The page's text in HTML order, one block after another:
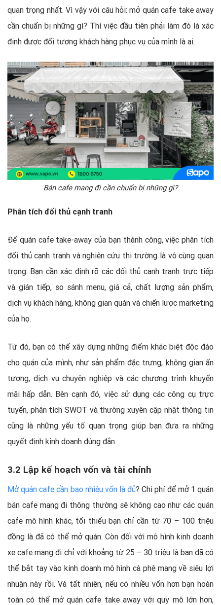
quan trọng nhất. Vì vậy với câu hỏi: mở quán cafe take away
cần chuẩn bị những gì? Thì việc đầu tiên phải làm đó là xác
định được đối tượng khách hàng phục vụ của mình là ai.
Bán cafe mang đi cần chuẩn bị những gì?
Phân tích đối thủ cạnh tranh
Để quán cafe take-away của bạn thành công, việc phân tích
đối thủ cạnh tranh và nghiên cứu thị trường là vô cùng quan
trọng. Bạn cần xác định rõ các đối thủ cạnh tranh trực tiếp
và gián tiếp, so sánh menu, giá cả, chất lượng sản phẩm,
dịch vụ khách hàng, không gian quán và chiến lược marketing
của họ.
Từ đó, bạn có thể xây dựng những điểm khác biệt độc đáo
cho quán của mình, như sản phẩm đặc trưng, không gian ấn
tượng, dịch vụ chuyên nghiệp và các chương trình khuyến
mãi hấp dẫn. Bên cạnh đó, việc sử dụng các công cụ trực
tuyến, phân tích SWOT và thường xuyên cập nhật thông tin
cũng là những yếu tố quan trọng giúp bạn đưa ra những
quyết định kinh doanh đúng đắn.
3.2 Lập kế hoạch vốn và tài chính
Mở quán cafe cần bao nhiêu vốn là đủ? Chi phí để mở 1 quán
bán cafe mang đi thông thường sẽ không cao như các quán
cafe mô hình khác, tối thiểu bạn chỉ cần từ 70 – 100 triệu
đồng là đã có thể mở quán. Còn đối với mô hình kinh doanh
xe cafe mang đi chỉ với khoảng từ 25 – 30 triệu là bạn đã có
thể bắt tay vào kinh doanh mô hình cà phê mang về siêu lợi
nhuận này rồi. Và tất nhiên, nếu có nhiều vốn hơn bạn hoàn
toàn có thể mở quán cafe take away với quy mô lớn hơn,